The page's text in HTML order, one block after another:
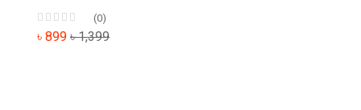
(0)
৳ 899 ৳ 1,399